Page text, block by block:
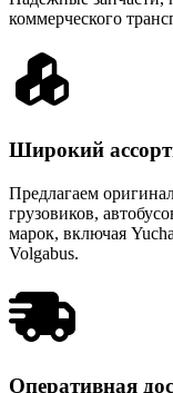
коммерческого
Широкий
Предлагаем
грузовиков,
марок, включая
Volgabus.
Оперативная